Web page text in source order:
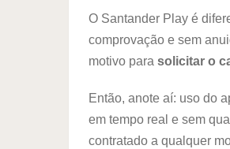
O Santander Play é
comprovação e sem
motivo para solicitar o
Então, anote aí: uso do
em tempo real e sem
contratado a qualquer